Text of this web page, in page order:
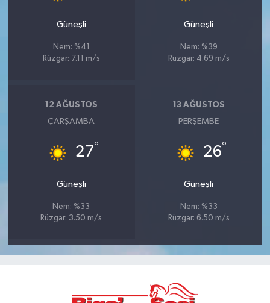
Güneşli
Nem: %41
Rüzgar: 7.11 m/s
Güneşli
Nem: %39
Rüzgar: 4.69 m/s
12 AĞUSTOS
ÇARŞAMBA
27°
Güneşli
Nem: %33
Rüzgar: 3.50 m/s
13 AĞUSTOS
PERŞEMBE
26°
Güneşli
Nem: %33
Rüzgar: 6.50 m/s